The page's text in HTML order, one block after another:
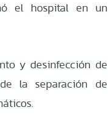
el hospital en un
y desinfección de
la separación de